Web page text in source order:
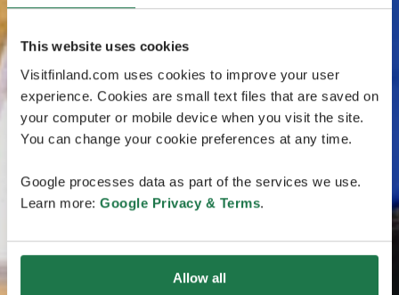
This website uses cookies
Visitfinland.com uses cookies to improve your user
experience. Cookies are small text files that are saved on
your computer or mobile device when you visit the site.
You can change your cookie preferences at any time.
Google processes data as part of the services we use.
Learn more: Google Privacy & Terms.
Allow all